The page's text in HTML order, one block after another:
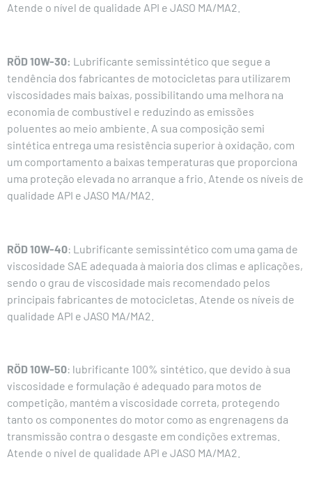
Atende o nível de qualidade API e JASO MA/MA2.
RÖD 10W-30: Lubrificante semissintético que segue a
tendência dos fabricantes de motocicletas para utilizarem
viscosidades mais baixas, possibilitando uma melhora na
economia de combustível e reduzindo as emissões
poluentes ao meio ambiente. A sua composição semi
sintética entrega uma resistência superior à oxidação, com
um comportamento a baixas temperaturas que proporciona
uma proteção elevada no arranque a frio. Atende os níveis de
qualidade API e JASO MA/MA2.
RÖD 10W-40: Lubrificante semissintético com uma gama de
viscosidade SAE adequada à maioria dos climas e aplicações,
sendo o grau de viscosidade mais recomendado pelos
principais fabricantes de motocicletas. Atende os níveis de
qualidade API e JASO MA/MA2.
RÖD 10W-50: lubrificante 100% sintético, que devido à sua
viscosidade e formulação é adequado para motos de
competição, mantém a viscosidade correta, protegendo
tanto os componentes do motor como as engrenagens da
transmissão contra o desgaste em condições extremas.
Atende o nível de qualidade API e JASO MA/MA2.